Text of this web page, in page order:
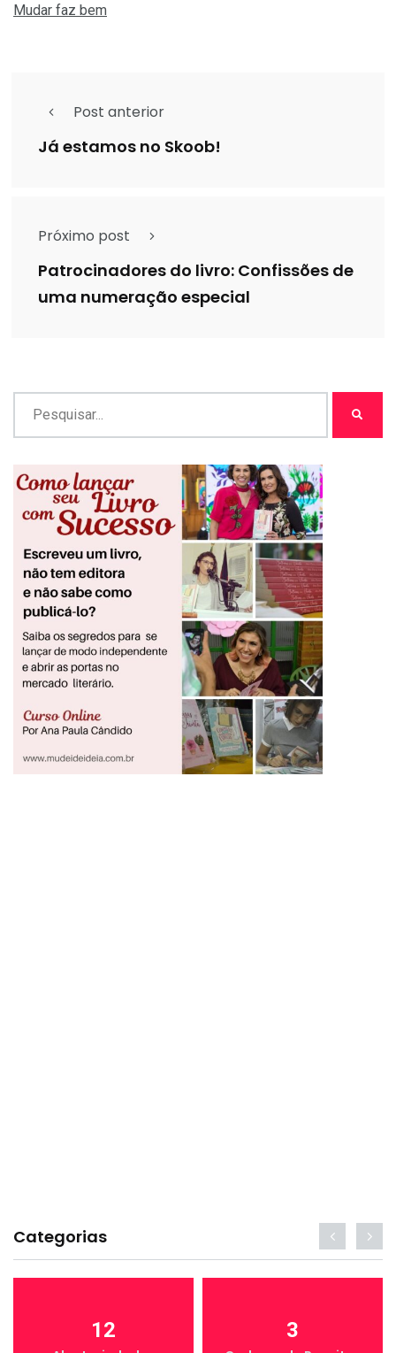
Mudar faz bem
Post anterior
Já estamos no Skoob!
Próximo post
Patrocinadores do livro: Confissões de
uma numeração especial
Categorias
12 3